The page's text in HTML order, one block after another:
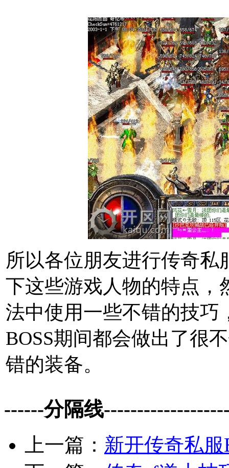
所以各位朋友进行传奇
下这些游戏人物的特点，
法中使用一些不错的技巧
BOSS期间都会做出了很
错的装备。
------分隔线
上一篇： 新开传奇私